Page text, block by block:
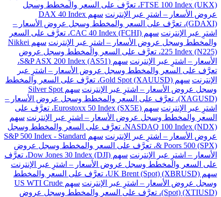
FTSE 100 Index (UKX)، تعرَّف على السعر والمخطط وسجل
عروض الأسعار – اشترِ عبر الإنترنت
سهم DAX 40 Index
(GDAXI)، تعرَّف على السعر والمخطط وسجل عروض الأسعار –
اشترِ عبر الإنترنت
سهم CAC 40 Index (FCHI)، تعرَّف على السعر
والمخطط وسجل عروض الأسعار – اشترِ عبر الإنترنت
سهم Nikkei
225 Index (N225)، تعرَّف على السعر والمخطط وسجل عروض
الأسعار – اشترِ عبر الإنترنت
سهم S&P ASX 200 Index (AS51)،
تعرَّف على السعر والمخطط وسجل عروض الأسعار – اشترِ عبر
الإنترنت
سهم Gold Spot (XAUUSD)، تعرَّف على السعر والمخطط
وسجل عروض الأسعار – اشترِ عبر الإنترنت
سهم Silver Spot
(XAGUSD)، تعرَّف على السعر والمخطط وسجل عروض الأسعار –
اشترِ عبر الإنترنت
سهم Eurostoxx 50 Index (SX5E)، تعرَّف على
السعر والمخطط وسجل عروض الأسعار – اشترِ عبر الإنترنت سهم
NASDAQ 100 Index (NDX)، تعرَّف على السعر والمخطط وسجل
عروض الأسعار – اشترِ عبر الإنترنت
سهم S&P 500 Index - Standard
& Poors 500 (SPX)، تعرَّف على السعر والمخطط وسجل عروض
الأسعار – اشترِ عبر الإنترنت
سهم Dow Jones 30 Index (DJI)، تعرَّف
على السعر والمخطط وسجل عروض الأسعار – اشترِ عبر الإنترنت
سهم UK Brent (Spot) (XBRUSD)، تعرَّف على السعر والمخطط
وسجل عروض الأسعار – اشترِ عبر الإنترنت
سهم US WTI Crude
(Spot) (XTIUSD)، تعرَّف على السعر والمخطط وسجل عروض